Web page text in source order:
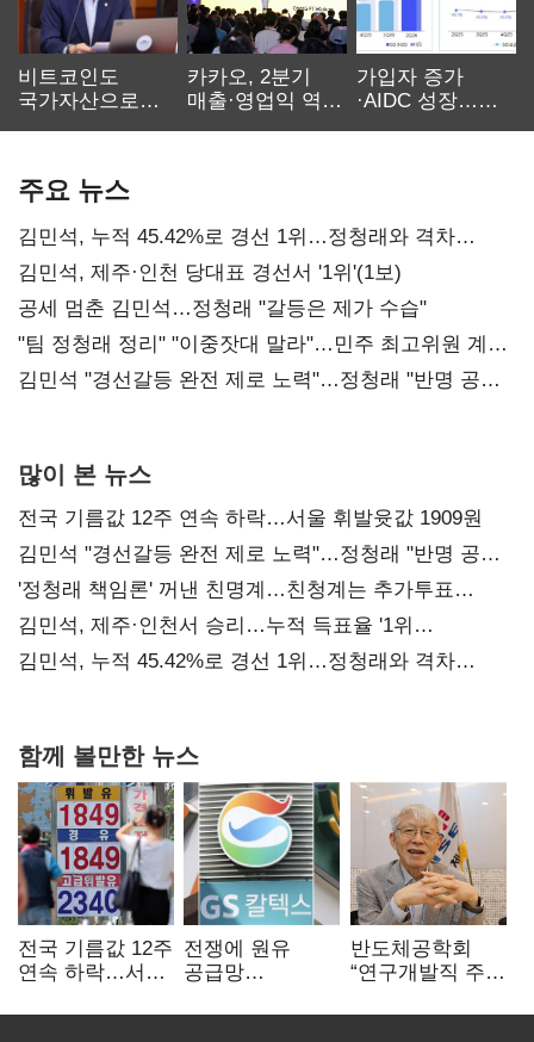
비트코인도
국가자산으로…'
카카오, 2분기
매출·영업익 역대
가입자 증가
·AIDC 성장…
주요 뉴스
김민석, 누적 45.42%로 경선 1위…정청래와 격차
0.86%p(2보)
김민석, 제주·인천 당대표 경선서 '1위'(1보)
공세 멈춘 김민석…정청래 "갈등은 제가 수습"
"팀 정청래 정리" "이중잣대 말라"…민주 최고위원 계파
다툼 격화
김민석 "경선갈등 완전 제로 노력"…정청래 "반명 공세
많이 본 뉴스
전국 기름값 12주 연속 하락…서울 휘발윳값 1909원
김민석 "경선갈등 완전 제로 노력"…정청래 "반명 공세
사과부터"
'정청래 책임론' 꺼낸 친명계…친청계는 추가투표
때리기
김민석, 제주·인천서 승리…누적 득표율 '1위
탈환'(종합)
김민석, 누적 45.42%로 경선 1위…정청래와 격차
함께 볼만한 뉴스
전국 기름값 12주
연속 하락…서울
전쟁에 원유
공급망
정유, 에너지안보
반도체공학회
“연구개발직 주
개선해야”